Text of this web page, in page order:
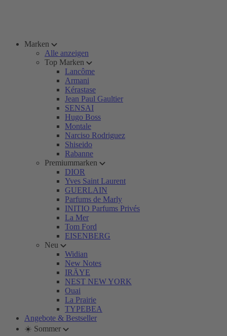
Marken
Alle anzeigen
Top Marken
Lancôme
Armani
Kérastase
Jean Paul Gaultier
SENSAI
Hugo Boss
Montale
Narciso Rodriguez
Shiseido
Rabanne
Premiummarken
DIOR
Yves Saint Laurent
GUERLAIN
Parfums de Marly
INITIO Parfums Privés
La Mer
Tom Ford
EISENBERG
Neu
Widian
New Notes
IRÄYE
NEST NEW YORK
Ouai
La Prairie
TYPEBEA
Angebote & Bestseller
☀️ Sommer